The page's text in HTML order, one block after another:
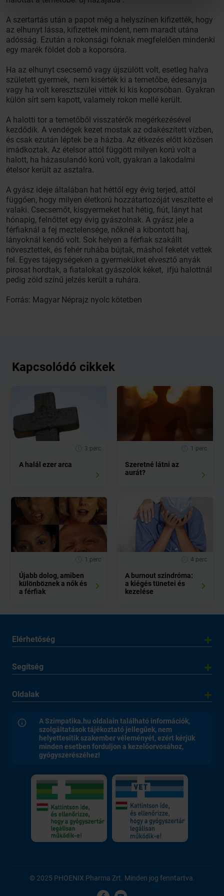
A szertartás után a papot még a helyszínen kifizették, hogy
az elhunyt lássa, kifizettek mindent, nem maradt utána
adósság. Ezután a rokonsági foknak megfelelően mindenki
egy marék földet dob a koporsóra.
Ha az elhunyt csecsemő vagy újszülött volt, esetleg halva
született gyermek, nem kisérték ki a temetőbe, édesanyja
vagy ha volt keresztszülei vitték ki kis koporsóban. Gyakran
külön sírt sem kapott, valamely rokon mellé került.
A halotti tor a temetőből visszatérők megérkezésével
kezdődik. A vendégek kezet mostak az odakészített vízben,
és csak ezután léptek be a házba. Az étkezés előtt közösen
imádkoztak. Az ételsor attól függött milyen korú volt a
halott, ha házasulandó korú volt, gyakran a lakodalmi
ételsor került az asztalra.
A gyász ideje általában hat héttől egy évig terjed, attól
függően, hogy milyen életkorú hozzátartozóját veszítette el
valaki. Csecsemőt, kisgyermeket hat hétig, fiút, lányt hat
hónapig, felnőttet egy évig gyászolnak. A gyász jele a
férfiaknál a fej meztelensége, nőknél a kibontott haj,
lányoknál kendő volt. Sok helyen a férfiak szakállt
növesztettek, és fehér ruhába bújtak, máshol feketét vettek
fel. Egyes tájegységeken a gyermeküket elvesztő anyák
pirosat hordtak, a fiatalokat gyászolók kéket, ifjú halottnál
pedig zöld színű jelzés került a ruhára.
Forrás: Magyar Néprajz nyolc kötetben
Kapcsolódó cikkek
3 perc
A halál ezer arca
1 perc
Szeretné látni az
aurát?
1 perc
Újabb dolog, amiben
különböznek a nők és
a férfiak
4 perc
A burnout szindróma:
a kiégés tünetei és
kezelése
Elérhetőség
Segítség
Oldalak
A Szimpatika.hu oldalain található információk,
szolgáltatások tájékoztató jellegűek, nem
helyettesítik szakember véleményét, ezért kérjük
minden esetben forduljon a kezelőorvosához,
gyógyszerészéhez!
© 2025 PHOENIX Pharma Zrt. Minden jog fenntartva.